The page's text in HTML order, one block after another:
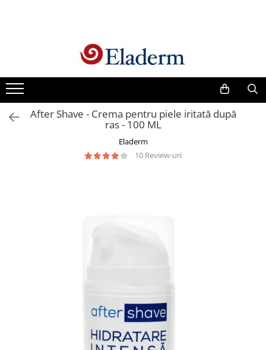
Vezi toate produsele
Creme cu protectie solara
Produse Antirid
Produse Hidratante
Produse pentru pete pigmentare
After Shave - Crema pentru piele iritată după
ras - 100 ML
Eladerm
10 Review-uri